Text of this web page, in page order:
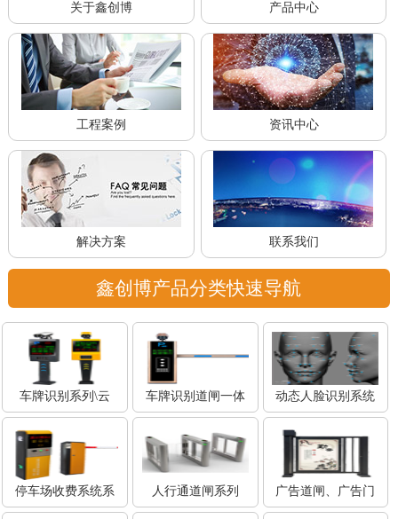
关于鑫创博 产品中心
工程案例 资讯中心
解决方案 联系我们
鑫创博产品分类快速导航
车牌识别系列\云 车牌识别道闸一体 动态人脸识别系统
停车场收费系统系 人行通道闸系列 广告道闸、广告门